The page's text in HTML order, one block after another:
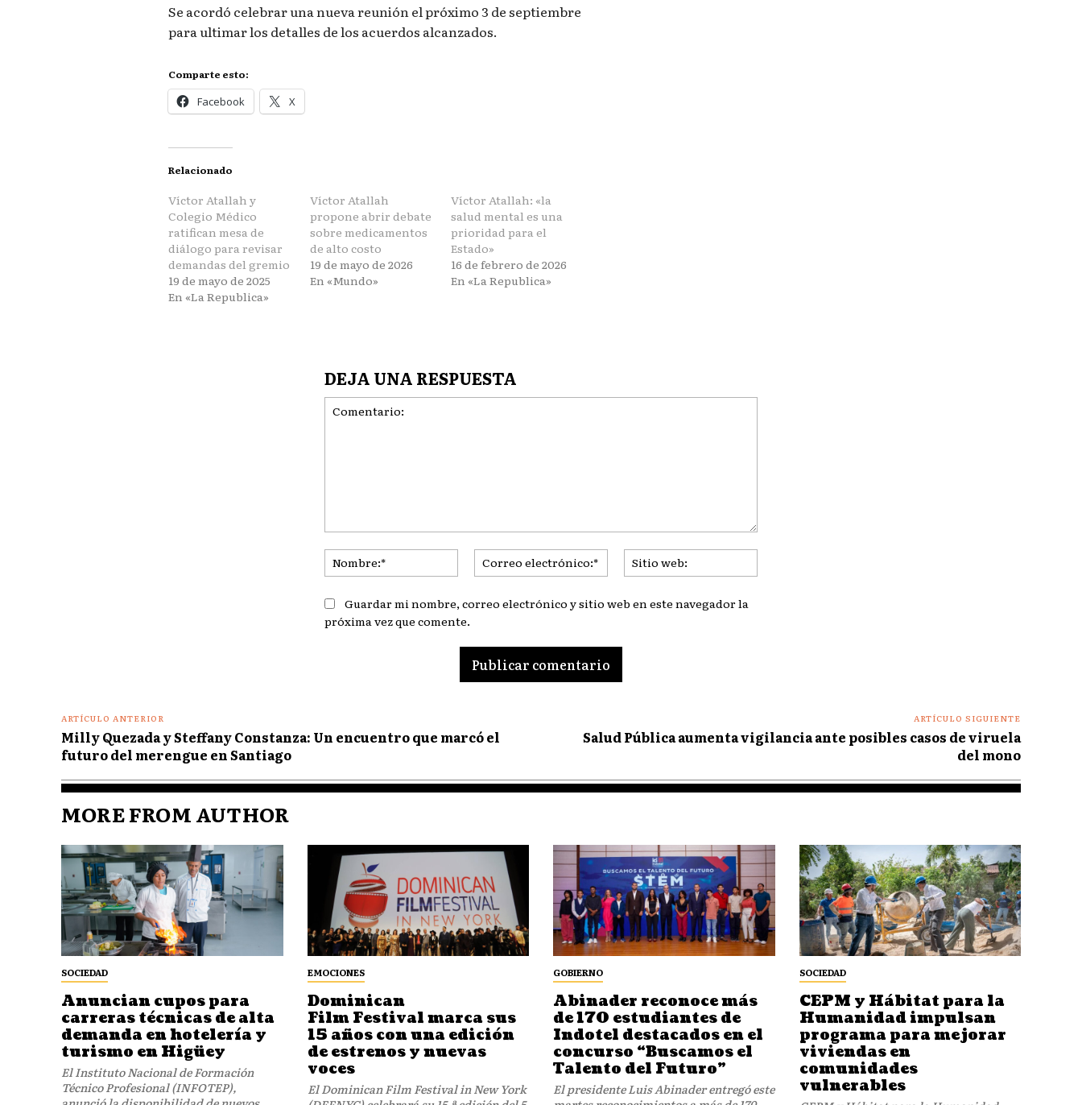
Se acordó celebrar una nueva reunión el próximo 3 de septiembre
para ultimar los detalles de los acuerdos alcanzados.
Comparte esto:
Facebook
X
Relacionado
Víctor Atallah y
Colegio Médico
ratifican mesa de
diálogo para revisar
demandas del gremio
19 de mayo de 2025
En «La Republica»
Víctor Atallah
propone abrir debate
sobre medicamentos
de alto costo
19 de mayo de 2026
En «Mundo»
Víctor Atallah: «la
salud mental es una
prioridad para el
Estado»
16 de febrero de 2026
En «La Republica»
DEJA UNA RESPUESTA
Nombre:*
Correo
electrónico:*
web:
Guardar mi nombre, correo electrónico y sitio web en este navegador la
próxima vez que comente.
ARTÍCULO ANTERIOR
Milly Quezada y Steffany Constanza: Un encuentro que marcó el
futuro del merengue en Santiago
ARTÍCULO SIGUIENTE
Salud Pública aumenta vigilancia ante posibles casos de viruela
del mono
MORE FROM AUTHOR
SOCIEDAD
Anuncian cupos para
carreras técnicas de alta
demanda en hotelería y
turismo en Higüey
El Instituto Nacional de Formación
Técnico Profesional (INFOTEP),
EMOCIONES
Dominican
Film Festival marca sus
15 años con una edición
de estrenos y nuevas
voces
El Dominican Film Festival in New York
GOBIERNO
Abinader reconoce más
de 170 estudiantes de
Indotel destacados en el
concurso “Buscamos el
Talento del Futuro”
El presidente Luis Abinader entregó este
SOCIEDAD
CEPM y Hábitat para la
Humanidad impulsan
programa para mejorar
viviendas en
comunidades
vulnerables